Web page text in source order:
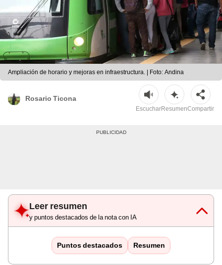
Ampliación de horario y mejoras en infraestructura. | Foto: Andina
Rosario Ticona
EscucharResumenCompartir
Leer resumen
y puntos destacados de la nota con IA
Puntos destacados Resumen